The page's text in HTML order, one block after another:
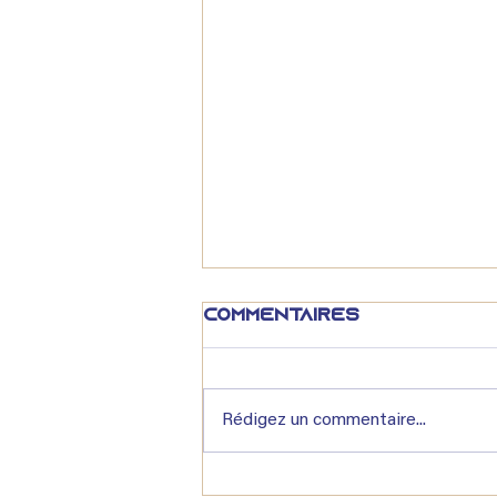
Commentaires
Rédigez un commentaire...